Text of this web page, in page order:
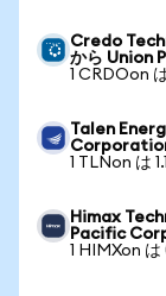
Credo
から Union
1 CRDOon
Talen
1 TLNon は
Himax
Pacific
1 HIMXon